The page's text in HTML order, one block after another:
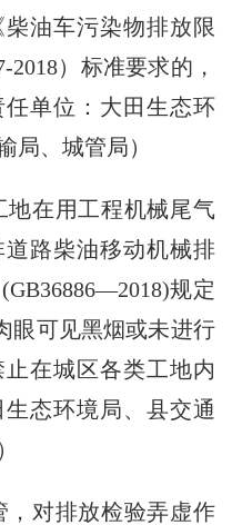
油车污染物排放限
2018）标准要求的，
单位：大田生态环
局、城管局）
在用工程机械尾气
路柴油移动机械排
规定
眼可见黑烟或未进行
在城区各类工地内
态环境局、县交通
对排放检验弄虚作